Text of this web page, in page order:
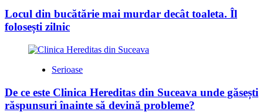
Locul din bucătărie mai murdar decât toaleta. Îl
folosești zilnic
Serioase
De ce este Clinica Hereditas din Suceava unde găsești
răspunsuri înainte să devină probleme?